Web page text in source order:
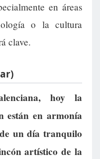
en áreas
o la cultura
clave.
hoy la
están en armonía
un día tranquilo
artístico de la